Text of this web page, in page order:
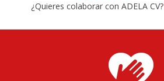
¿Quieres colaborar con ADELA CV?